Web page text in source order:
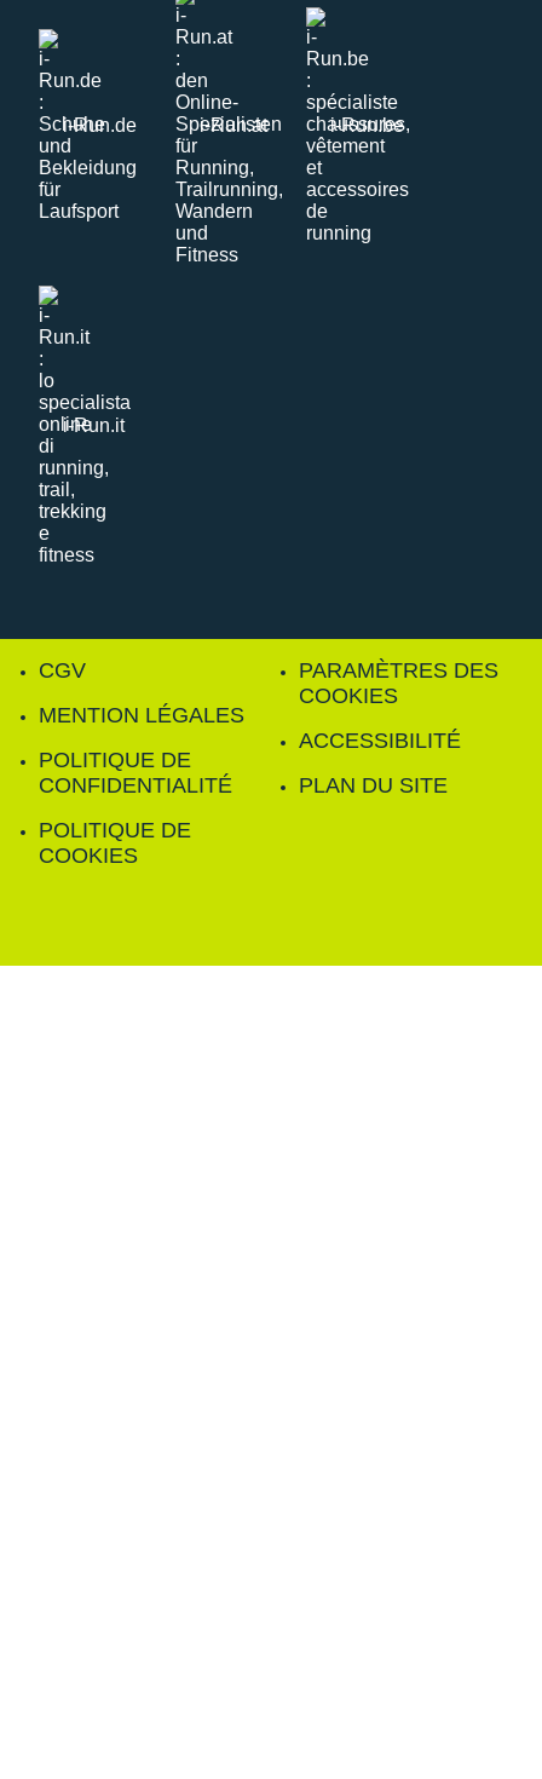
i-Run.de i-Run.at i-Run.be
i-Run.it
CGV
MENTION LÉGALES
POLITIQUE DE
CONFIDENTIALITÉ
POLITIQUE DE
COOKIES
PARAMÈTRES DES
COOKIES
ACCESSIBILITÉ
PLAN DU SITE